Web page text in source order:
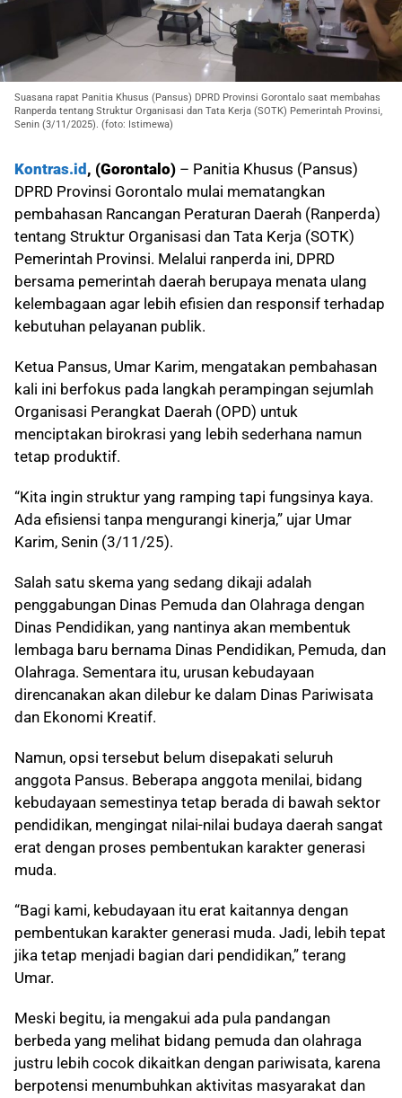
Suasana rapat Panitia Khusus (Pansus) DPRD Provinsi Gorontalo saat membahas
Ranperda tentang Struktur Organisasi dan Tata Kerja (SOTK) Pemerintah Provinsi,
Senin (3/11/2025). (foto: Istimewa)
Kontras.id , (Gorontalo) – Panitia Khusus (Pansus)
DPRD Provinsi Gorontalo mulai mematangkan
pembahasan Rancangan Peraturan Daerah (Ranperda)
tentang Struktur Organisasi dan Tata Kerja (SOTK)
Pemerintah Provinsi. Melalui ranperda ini, DPRD
bersama pemerintah daerah berupaya menata ulang
kelembagaan agar lebih efisien dan responsif terhadap
kebutuhan pelayanan publik.
Ketua Pansus, Umar Karim, mengatakan pembahasan
kali ini berfokus pada langkah perampingan sejumlah
Organisasi Perangkat Daerah (OPD) untuk
menciptakan birokrasi yang lebih sederhana namun
tetap produktif.
“Kita ingin struktur yang ramping tapi fungsinya kaya.
Ada efisiensi tanpa mengurangi kinerja,” ujar Umar
Karim, Senin (3/11/25).
Salah satu skema yang sedang dikaji adalah
penggabungan Dinas Pemuda dan Olahraga dengan
Dinas Pendidikan, yang nantinya akan membentuk
lembaga baru bernama Dinas Pendidikan, Pemuda, dan
Olahraga. Sementara itu, urusan kebudayaan
direncanakan akan dilebur ke dalam Dinas Pariwisata
dan Ekonomi Kreatif.
Namun, opsi tersebut belum disepakati seluruh
anggota Pansus. Beberapa anggota menilai, bidang
kebudayaan semestinya tetap berada di bawah sektor
pendidikan, mengingat nilai-nilai budaya daerah sangat
erat dengan proses pembentukan karakter generasi
muda.
“Bagi kami, kebudayaan itu erat kaitannya dengan
pembentukan karakter generasi muda. Jadi, lebih tepat
jika tetap menjadi bagian dari pendidikan,” terang
Umar.
Meski begitu, ia mengakui ada pula pandangan
berbeda yang melihat bidang pemuda dan olahraga
justru lebih cocok dikaitkan dengan pariwisata, karena
berpotensi menumbuhkan aktivitas masyarakat dan